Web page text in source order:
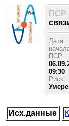
ПСР
Дата
ПСР:
09:30
Риск:
Исх.данные